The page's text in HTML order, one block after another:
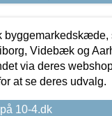
Videbæk og
via deres
at se deres udvalg.
10-4.dk